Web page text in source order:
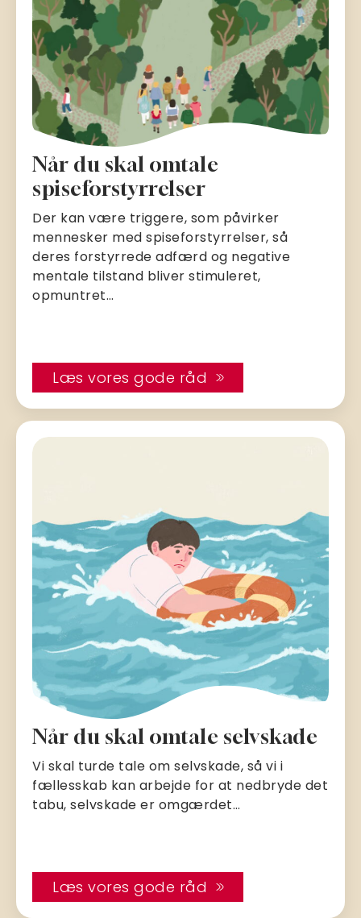
Når du skal omtale
spiseforstyrrelser
Der kan være triggere, som påvirker
mennesker med spiseforstyrrelser, så
deres forstyrrede adfærd og negative
mentale tilstand bliver stimuleret,
opmuntret…
Læs vores gode råd
Når du skal omtale selvskade
Vi skal turde tale om selvskade, så vi i
fællesskab kan arbejde for at nedbryde det
tabu, selvskade er omgærdet…
Læs vores gode råd